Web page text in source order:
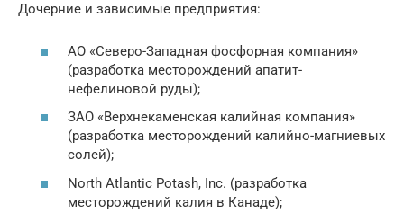
Дочерние и зависимые предприятия:
АО «Северо-Западная фосфорная компания»
(разработка месторождений апатит-
нефелиновой руды);
ЗАО «Верхнекаменская калийная компания»
(разработка месторождений калийно-магниевых
солей);
North Atlantic Potash, Inc. (разработка
месторождений калия в Канаде);